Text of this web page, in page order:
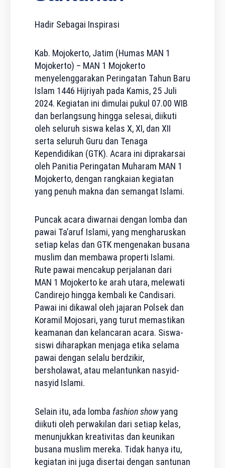
Hadir Sebagai Inspirasi
Kab. Mojokerto, Jatim (Humas MAN 1
Mojokerto) – MAN 1 Mojokerto
menyelenggarakan Peringatan Tahun Baru
Islam 1446 Hijriyah pada Kamis, 25 Juli
2024. Kegiatan ini dimulai pukul 07.00 WIB
dan berlangsung hingga selesai, diikuti
oleh seluruh siswa kelas X, XI, dan XII
serta seluruh Guru dan Tenaga
Kependidikan (GTK). Acara ini diprakarsai
oleh Panitia Peringatan Muharam MAN 1
Mojokerto, dengan rangkaian kegiatan
yang penuh makna dan semangat Islami.
Puncak acara diwarnai dengan lomba dan
pawai Ta’aruf Islami, yang mengharuskan
setiap kelas dan GTK mengenakan busana
muslim dan membawa properti Islami.
Rute pawai mencakup perjalanan dari
MAN 1 Mojokerto ke arah utara, melewati
Candirejo hingga kembali ke Candisari.
Pawai ini dikawal oleh jajaran Polsek dan
Koramil Mojosari, yang turut memastikan
keamanan dan kelancaran acara. Siswa-
siswi diharapkan menjaga etika selama
pawai dengan selalu berdzikir,
bersholawat, atau melantunkan nasyid-
nasyid Islami.
Selain itu, ada lomba fashion showyang
diikuti oleh perwakilan dari setiap kelas,
menunjukkan kreativitas dan keunikan
busana muslim mereka. Tidak hanya itu,
kegiatan ini juga disertai dengan santunan